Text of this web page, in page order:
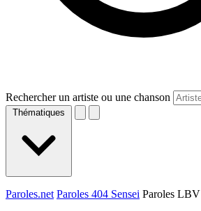
Rechercher un artiste ou une chanson
Thématiques
Paroles.net Paroles 404 Sensei Paroles LBV